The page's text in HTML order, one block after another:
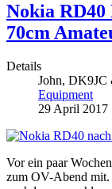
Nokia
70cm
Details
John, DK9JC
Equipment
29 April 2017
Vor ein paar
zum OV-Abend mit.